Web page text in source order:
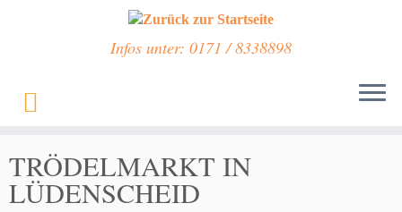
Infos unter: 0171 / 8338898
TRÖDELMARKT IN
LÜDENSCHEID